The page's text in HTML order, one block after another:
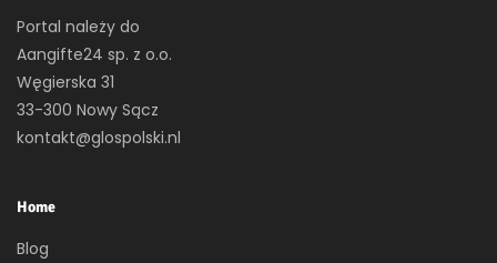
Portal należy do
Aangifte24 sp. z o.o.
Węgierska 31
33-300 Nowy Sącz
kontakt@glospolski.nl
Home
Blog